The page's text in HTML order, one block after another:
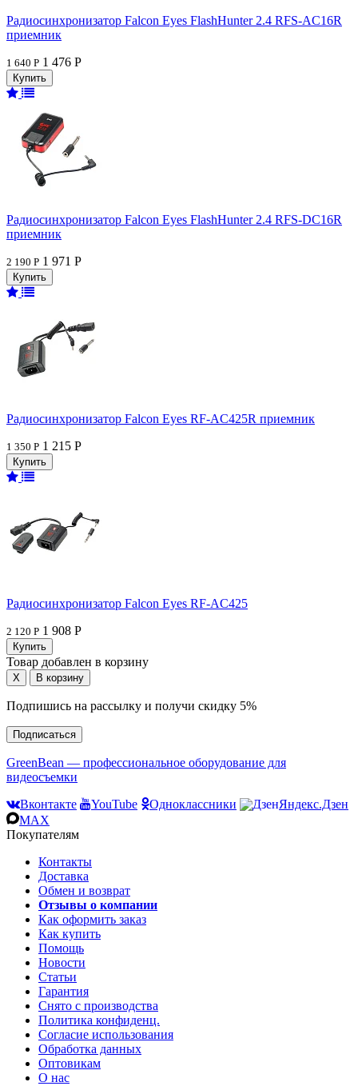
Радиосинхронизатор Falcon Eyes FlashHunter 2.4 RFS-AC16R
приемник
1 640 Р 1 476 Р
Радиосинхронизатор Falcon Eyes FlashHunter 2.4 RFS-DC16R
приемник
2 190 Р 1 971 Р
Радиосинхронизатор Falcon Eyes RF-AC425R приемник
1 350 Р 1 215 Р
Радиосинхронизатор Falcon Eyes RF-AC425
2 120 Р 1 908 Р
Товар добавлен в корзину
Подпишись на рассылку и получи скидку 5%
Подписаться
GreenBean — профессиональное оборудование для
видеосъемки
Вконтакте
YouTube Одноклассники
Яндекс.Дзен
MAX
Покупателям
Контакты
Доставка
Обмен и возврат
Отзывы о компании
Как оформить заказ
Как купить
Помощь
Новости
Статьи
Гарантия
Снято с производства
Политика конфиденц.
Согласие использования
Обработка данных
Оптовикам
О нас